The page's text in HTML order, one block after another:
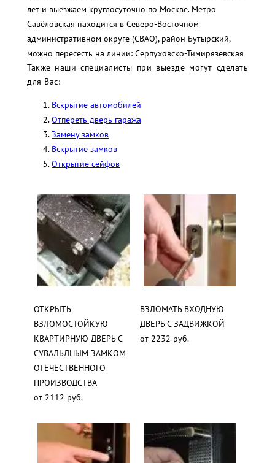
лет и выезжаем круглосуточно по Москве. Метро
Савёловская находится в Северо-Восточном
административном округе (СВАО), район Бутырский,
можно пересесть на линии: Серпуховско-Тимирязевская
Также наши специалисты при выезде могут сделать
для Вас:
Вскрытие автомобилей
Отпереть дверь гаража
Замену замков
Вскрытие замков
Открытие сейфов
ОТКРЫТЬ
ВЗЛОМОСТОЙКУЮ
КВАРТИРНУЮ ДВЕРЬ С
СУВАЛЬДНЫМ ЗАМКОМ
ОТЕЧЕСТВЕННОГО
ПРОИЗВОДСТВА
от 2112 руб.
ВЗЛОМАТЬ ВХОДНУЮ
ДВЕРЬ С ЗАДВИЖКОЙ
от 2232 руб.